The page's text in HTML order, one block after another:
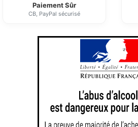
Paiement Sûr
CB, PayPal sécurisé